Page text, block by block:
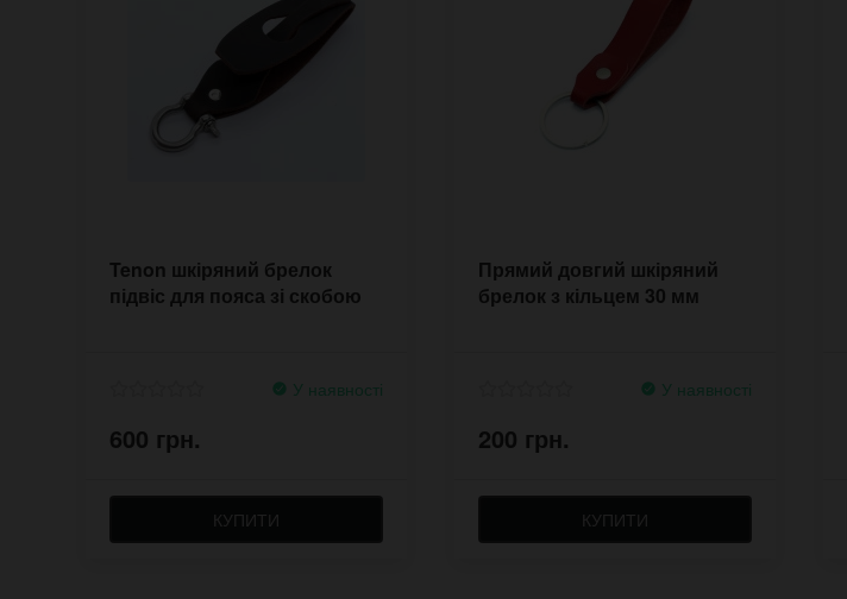
Tenon шкіряний брелок
підвіс для пояса зі скобою
У наявності
600 грн.
КУПИТИ
Прямий довгий шкіряний
брелок з кільцем 30 мм
У наявності
200 грн.
КУПИТИ